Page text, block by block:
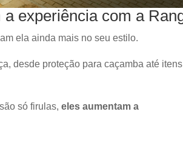
experiência com a
ela ainda mais no seu estilo.
desde proteção para caçamba até itens
só firulas, eles aumentam a